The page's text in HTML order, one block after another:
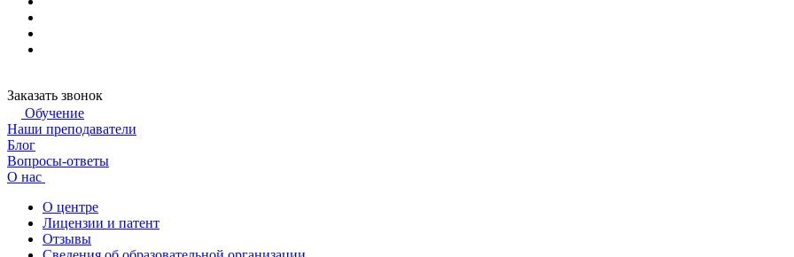
Заказать звонок
Обучение
Наши преподаватели
Блог
Вопросы-ответы
О нас
О центре
Лицензии и патент
Отзывы